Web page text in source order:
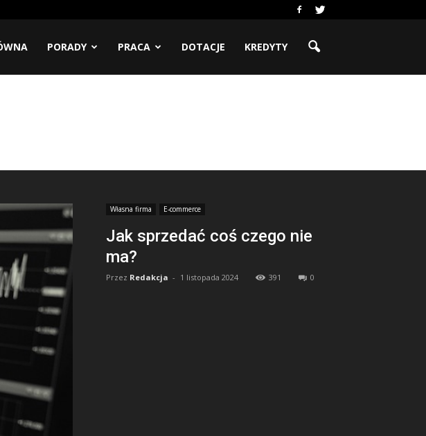
PORADY PRACA DOTACJE KREDYTY
Własna firma E-commerce
Jak sprzedać coś czego nie
ma?
Przez Redakcja - 1 listopada 2024 391 0